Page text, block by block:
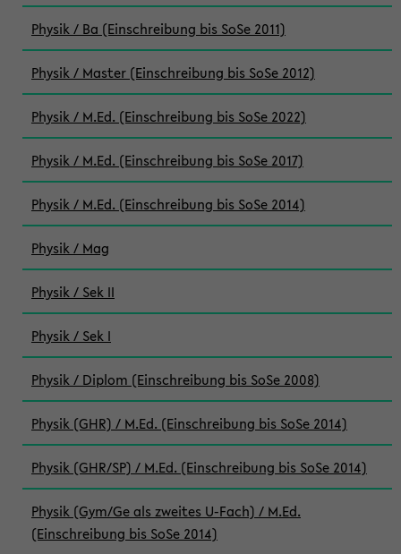
Physik / Ba (Einschreibung bis SoSe 2011)
Physik / Master (Einschreibung bis SoSe 2012)
Physik / M.Ed. (Einschreibung bis SoSe 2022)
Physik / M.Ed. (Einschreibung bis SoSe 2017)
Physik / M.Ed. (Einschreibung bis SoSe 2014)
Physik / Mag
Physik / Sek II
Physik / Sek I
Physik / Diplom (Einschreibung bis SoSe 2008)
Physik (GHR) / M.Ed. (Einschreibung bis SoSe 2014)
Physik (GHR/SP) / M.Ed. (Einschreibung bis SoSe 2014)
Physik (Gym/Ge als zweites U-Fach) / M.Ed.
(Einschreibung bis SoSe 2014)